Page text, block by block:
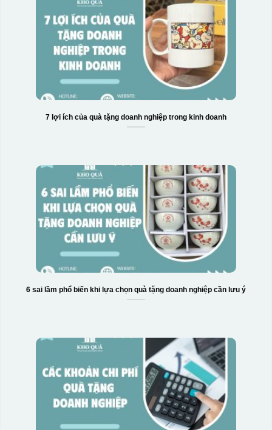
7 lợi ích của quà tặng doanh nghiệp trong kinh doanh
6 sai lầm phổ biến khi lựa chọn quà tặng doanh nghiệp cần lưu ý